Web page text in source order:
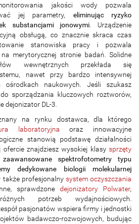
jakości wody pozwala
jej parametry, eliminując ryzyko
substancjami jonowymi. Urządzenie
obsługą, co znacznie skraca czas
stanowiska pracy i pozwala
merytorycznej stronie badań. Solidne
wewnętrznych przekłada się
nawet przy bardzo intensywnej
ośrodkach naukowych. Jeśli szukasz
sporządzania kluczowych roztworów,
dejonizator DL-3.
na rynku dostawca, dla którego
laboratoryjna oraz innowacyjne
stanowią podstawę działalności
znajdziesz wysokiej klasy sprzęty
spektrofotometry typu
dedykowane biologii molekularnej
także profesjonalny system oczyszczania
sprawdzone dejonizatory Polwater,
potrzeb wydajnościowych.
pasjonatów wspiera firmy i jednostki
badawczo-rozwojowych, budując